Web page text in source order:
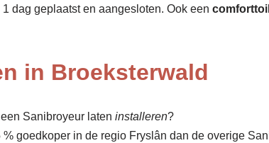
dag geplaatst en aangesloten. Ook een
in Broeksterwald
Sanibroyeur laten installeren?
% goedkoper in de regio Fryslân dan de overige